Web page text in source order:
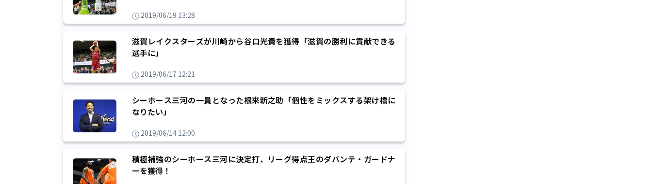
2019/06/19 13:28
滋賀レイクスターズが川崎から谷口光貴を獲得「滋賀の勝利に貢献できる
選手に」
2019/06/17 12:21
シーホース三河の一員となった根來新之助「個性をミックスする架け橋に
なりたい」
2019/06/14 12:00
積極補強のシーホース三河に決定打、リーグ得点王のダバンテ・ガードナ
ーを獲得！